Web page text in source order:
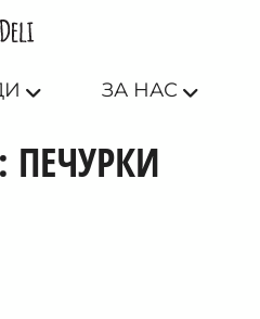
ЗА НАС
ПЕЧУРКИ